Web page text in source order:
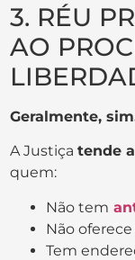
3. RÉU
AO
Geralmente,
A Justiçatende
quem:
Não tem
Não
Tem